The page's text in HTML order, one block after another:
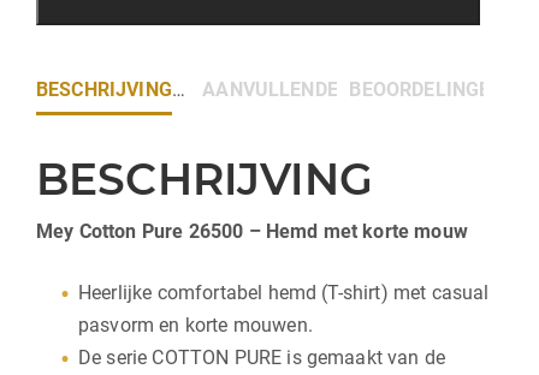
BESCHRIJVING AANVULLENDE INFORMATIE
BEOORDELINGEN (0)
BESCHRIJVING
Mey Cotton Pure 26500 – Hemd met korte mouw
Heerlijke comfortabel hemd (T-shirt) met casual
pasvorm en korte mouwen.
De serie COTTON PURE is gemaakt van de